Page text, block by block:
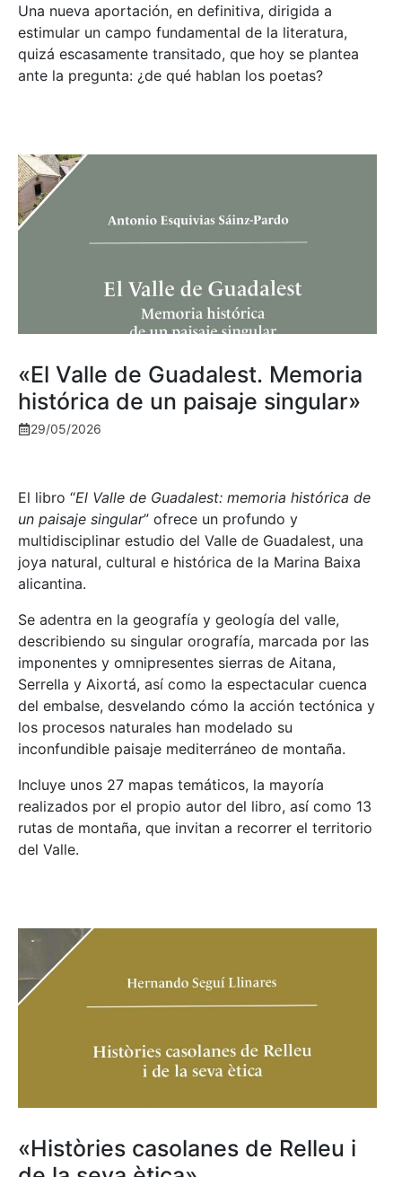
Una nueva aportación, en definitiva, dirigida a
estimular un campo fundamental de la literatura,
quizá escasamente transitado, que hoy se plantea
ante la pregunta: ¿de qué hablan los poetas?
«El Valle de Guadalest. Memoria
histórica de un paisaje singular»
29/05/2026
El libro “El Valle de Guadalest: memoria histórica de
un paisaje singular” ofrece un profundo y
multidisciplinar estudio del Valle de Guadalest, una
joya natural, cultural e histórica de la Marina Baixa
alicantina.
Se adentra en la geografía y geología del valle,
describiendo su singular orografía, marcada por las
imponentes y omnipresentes sierras de Aitana,
Serrella y Aixortá, así como la espectacular cuenca
del embalse, desvelando cómo la acción tectónica y
los procesos naturales han modelado su
inconfundible paisaje mediterráneo de montaña.
Incluye unos 27 mapas temáticos, la mayoría
realizados por el propio autor del libro, así como 13
rutas de montaña, que invitan a recorrer el territorio
del Valle.
«Històries casolanes de Relleu i